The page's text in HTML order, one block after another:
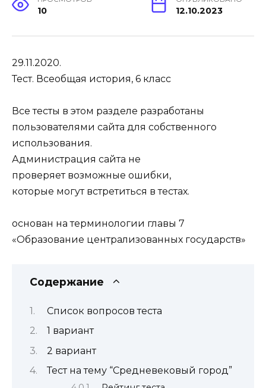
10 12.10.2023
29.11.2020.
Тест. Всеобщая история, 6 класс
Все тесты в этом разделе разработаны
пользователями сайта для собственного
использования.
Администрация сайта не
проверяет возможные ошибки,
которые могут встретиться в тестах.
основан на терминологии главы 7
«Образование централизованных государств»
Содержание
Список вопросов теста
1 вариант
2 вариант
Тест на тему “Средневековый город”